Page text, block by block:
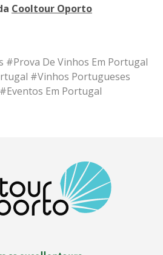
Cooltour Oporto
#Prova De Vinhos Em Portugal
#Vinhos Portugueses
#Eventos Em Portugal